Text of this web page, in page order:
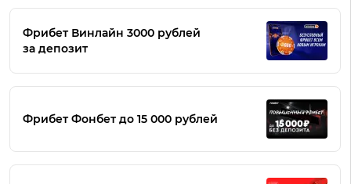
Фрибет Винлайн 3000 рублей
за депозит
Фрибет Фонбет до 15 000 рублей